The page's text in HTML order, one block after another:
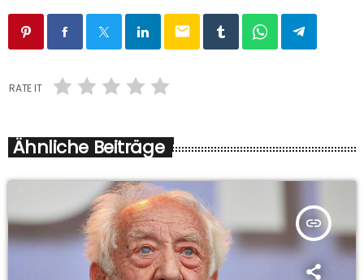
email
RATE IT
Ähnliche Beiträge
insert_link